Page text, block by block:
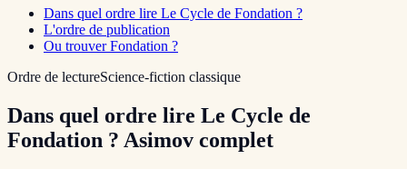
Dans quel ordre lire Le Cycle de Fondation ?
L'ordre de publication
Ou trouver Fondation ?
Ordre de lectureScience-fiction classique
Dans quel ordre lire Le Cycle de
Fondation ? Asimov complet